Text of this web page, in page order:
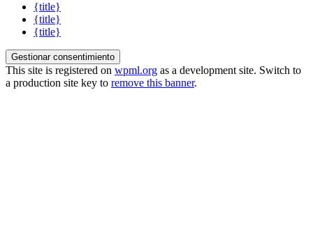
{title}
{title}
{title}
Gestionar consentimiento
This site is registered on wpml.org as a development site. Switch to
a production site key to remove this banner.